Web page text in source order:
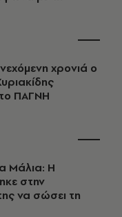
χρονιά ο
το ΠΑΓΝΗ
Μάλια: Η
στην
να σώσει τη